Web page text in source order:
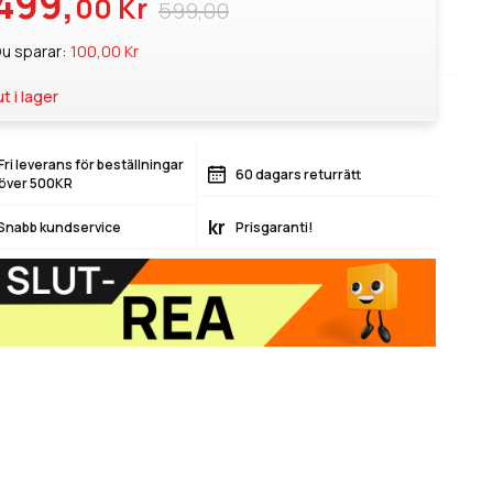
599,00
00 Kr
sparar: 100,00 Kr
i lager
leverans för beställningar
500KR
60 dagars returrätt
kundservice kr Prisgaranti!